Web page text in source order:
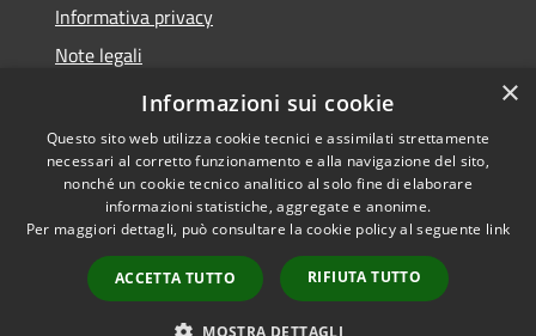
Informativa privacy
Note legali
Dichiarazione di accessibilità
Accessibilità
Copyright © 2026 • Comune di
Nespolo • Powered by
Municipium•
Accesso
redazione
×
Informazioni sui cookie
Questo sito web utilizza cookie tecnici e assimilati strettamente
necessari al corretto funzionamento e alla navigazione del sito,
nonché un cookie tecnico analitico al solo fine di elaborare
informazioni statistiche, aggregate e anonime.
Per maggiori dettagli, può consultare la cookie policy al seguente link
ACCETTA TUTTO RIFIUTA TUTTO
MOSTRA DETTAGLI